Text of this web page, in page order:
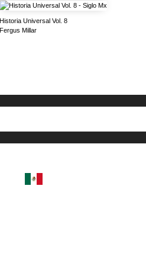
Historia Universal Vol. 8
Fergus Millar